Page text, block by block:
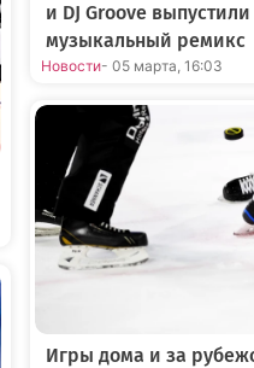
и DJ Groove
музыкальный ремикс
Новости- 05 марта, 16:03
Игры дома и за